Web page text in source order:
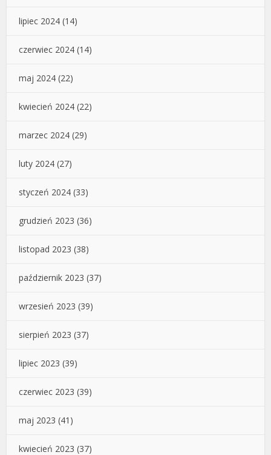
lipiec 2024 (14)
czerwiec 2024 (14)
maj 2024 (22)
kwiecień 2024 (22)
marzec 2024 (29)
luty 2024 (27)
styczeń 2024 (33)
grudzień 2023 (36)
listopad 2023 (38)
październik 2023 (37)
wrzesień 2023 (39)
sierpień 2023 (37)
lipiec 2023 (39)
czerwiec 2023 (39)
maj 2023 (41)
kwiecień 2023 (37)